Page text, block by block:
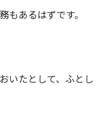
もあるはずです。
いたとして、ふとし